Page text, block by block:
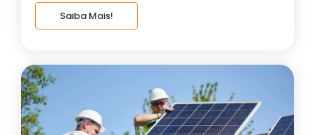
Saiba Mais!